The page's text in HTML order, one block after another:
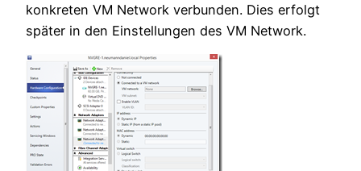
konkreten VM Network verbunden. Dies erfolgt
später in den Einstellungen des VM Network.